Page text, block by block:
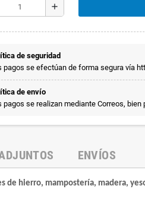
add
de seguridad
pagos se efectúan de forma segura vía
de envío
pagos se realizan mediante Correos, bien
ENVÍOS
hierro, mampostería, madera,